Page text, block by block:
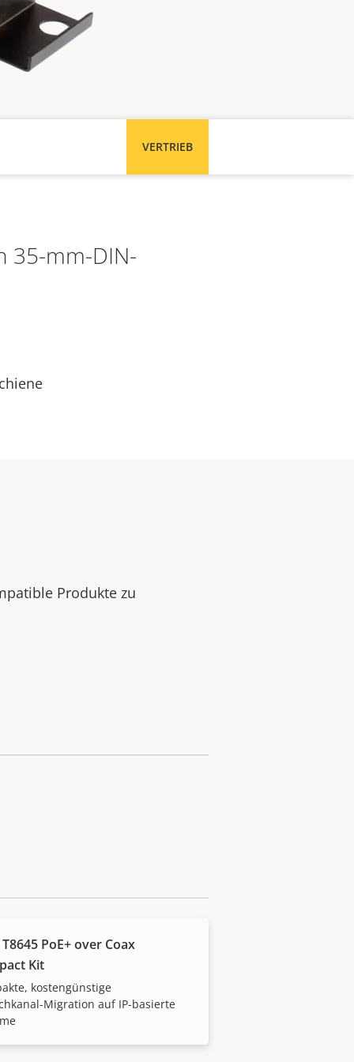
VERTRIEB
35-mm-DIN-
Produkte zu
T8645 PoE+ over Coax
Kit
kostengünstige
Migration auf IP-basierte